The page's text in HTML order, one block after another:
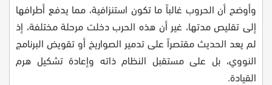
وأوضح أن الحروب غالباً ما تكون استنزافية، مما يدفع أطرافها
إلى تقليص مدتها، غير أن هذه الحرب دخلت مرحلة مختلفة، إذ
لم يعد الحديث مقتصراً على تدمير الصواريخ أو تقويض البرنامج
النووي، بل على مستقبل النظام ذاته وإعادة تشكيل هرم
القيادة.